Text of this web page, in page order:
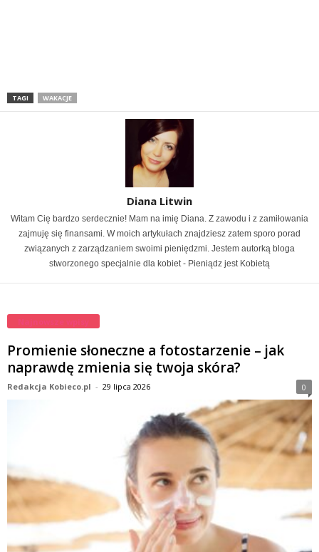
TAGI WAKACJE
Diana Litwin
Witam Cię bardzo serdecznie! Mam na imię Diana. Z zawodu i z zamiłowania
zajmuję się finansami. W moich artykułach znajdziesz zatem sporo porad
związanych z zarządzaniem swoimi pieniędzmi. Jestem autorką bloga
stworzonego specjalnie dla kobiet - Pieniądz jest Kobietą
Najnowsze wpisy
Promienie słoneczne a fotostarzenie – jak
naprawdę zmienia się twoja skóra?
Redakcja Kobieco.pl - 29 lipca 2026 0